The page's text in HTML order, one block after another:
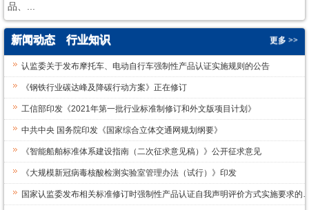
品、...
新闻动态 行业知识 更多 >>
认监委关于发布摩托车、电动自行车强制性产品认证实施规则的公告
《钢铁行业碳达峰及降碳行动方案》正在修订
工信部印发《2021年第一批行业标准制修订和外文版项目计划》
中共中央 国务院印发《国家综合立体交通网规划纲要》
《智能船舶标准体系建设指南（二次征求意见稿）》公开征求意见
《大规模新冠病毒核酸检测实验室管理办法（试行）》印发
国家认监委发布相关标准修订时强制性产品认证自我